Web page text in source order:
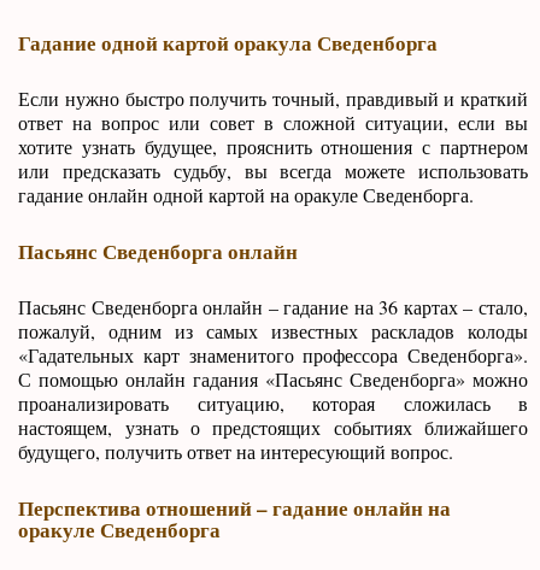
Гадание одной картой оракула Сведенборга
Если нужно быстро получить точный, правдивый и краткий
ответ на вопрос или совет в сложной ситуации, если вы
хотите узнать будущее, прояснить отношения с партнером
или предсказать судьбу, вы всегда можете использовать
гадание онлайн одной картой на оракуле Сведенборга.
Пасьянс Сведенборга онлайн
Пасьянс Сведенборга онлайн – гадание на 36 картах – стало,
пожалуй, одним из самых известных раскладов колоды
«Гадательных карт знаменитого профессора Сведенборга».
С помощью онлайн гадания «Пасьянс Сведенборга» можно
проанализировать ситуацию, которая сложилась в
настоящем, узнать о предстоящих событиях ближайшего
будущего, получить ответ на интересующий вопрос.
Перспектива отношений – гадание онлайн на
оракуле Сведенборга